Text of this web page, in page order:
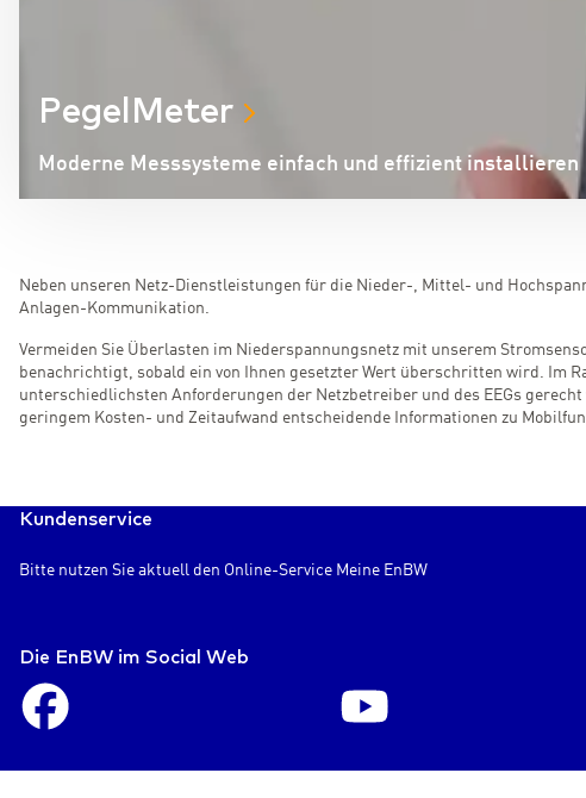
PegelMeter
Moderne Messsysteme einfach und effizient installieren
Neben unseren Netz-Dienstleistungen für die Nieder-, Mittel- und
Anlagen-Kommunikation.
Vermeiden Sie Überlasten im Niederspannungsnetz mit unserem
benachrichtigt, sobald ein von Ihnen gesetzter Wert überschritten wird. Im
unterschiedlichsten Anforderungen der Netzbetreiber und des EEGs
geringem Kosten- und Zeitaufwand entscheidende Informationen zu
Kundenservice
Bitte nutzen Sie aktuell den Online-Service Meine EnBW
Die EnBW im Social Web